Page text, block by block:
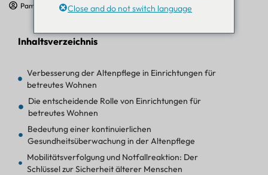
Pam Luthra 25. April 2024 IoT-Fallstudien
Inhaltsverzeichnis
Verbesserung der Altenpflege in Einrichtungen für
betreutes Wohnen
Die entscheidende Rolle von Einrichtungen für
betreutes Wohnen
Bedeutung einer kontinuierlichen
Gesundheitsüberwachung in der Altenpflege
Mobilitätsverfolgung und Notfallreaktion: Der
Schlüssel zur Sicherheit älterer Menschen
Close and do not switch language